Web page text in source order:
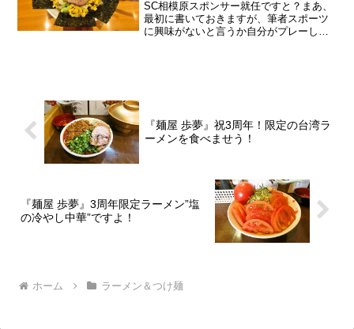
SC相模原スポンサー就任ですと？まあ、
最初に書いておきますが、筆者スポーツ
に興味がないと言うか自分がプレーして
『麺屋 歩夢』祝3周年！限定の台湾ラ
ーメンを食べませう！
『麺屋 歩夢』3周年限定ラーメン”塩
の冷やし中華”ですよ！
ホーム ラーメン＆つけ麺